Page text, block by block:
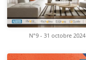
N°9 - 31 octobre 2024